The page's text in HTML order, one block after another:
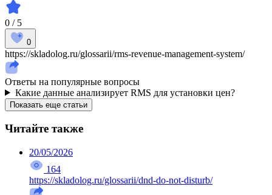
0 / 5
0
https://skladolog.ru/glossarii/rms-revenue-management-system/
Ответы на популярные вопросы
Какие данные анализирует RMS для установки цен?
Показать еще статьи
Читайте также
20/05/2026
164
https://skladolog.ru/glossarii/dnd-do-not-disturb/